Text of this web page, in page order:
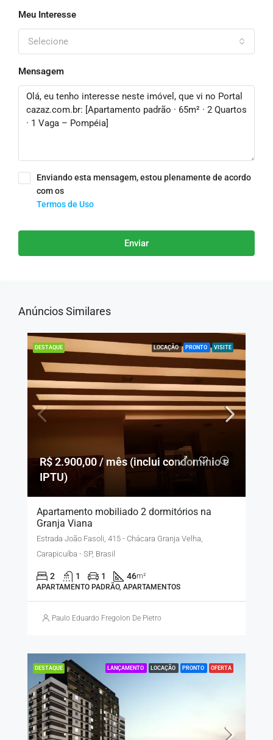
Meu Interesse
Selecione
Mensagem
Enviando esta mensagem, estou plenamente de acordo
com os
Termos de Uso
Enviar
Anúncios Similares
DESTAQUE LOCAÇÃO PRONTO VISITE
R$ 2.900,00 / mês (inclui condomínio e
IPTU)
Apartamento mobiliado 2 dormitórios na
Granja Viana
Estrada João Fasoli, 415 - Chácara Granja Velha,
Carapicuíba - SP, Brasil
2 1 1 46m²
APARTAMENTO PADRÃO, APARTAMENTOS
Paulo Eduardo Fregolon De Pietro
DESTAQUE LANÇAMENTO LOCAÇÃO PRONTO OFERTA